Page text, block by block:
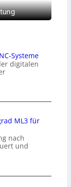
Systeme
digitalen
ML3 für
nach
und